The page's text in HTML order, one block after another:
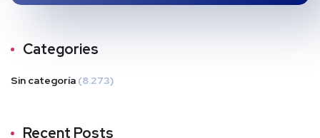
Categories
Sin categoría (8.273)
Recent Posts